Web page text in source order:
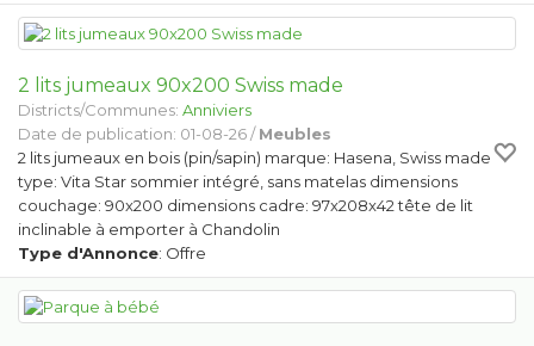
2 lits jumeaux 90x200 Swiss made
Districts/Communes: Anniviers
Date de publication: 01-08-26 /Meubles
2 lits jumeaux en bois (pin/sapin) marque: Hasena, Swiss made
type: Vita Star sommier intégré, sans matelas dimensions
couchage: 90x200 dimensions cadre: 97x208x42 tête de lit
inclinable à emporter à Chandolin
Type d'Annonce: Offre